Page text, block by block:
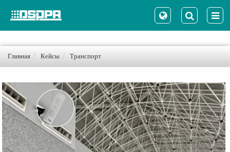
Главная Кейсы Транспорт